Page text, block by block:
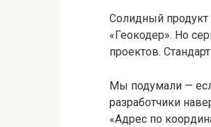
Солидный продукт
«Геокодер». Но
проектов.
Мы подумали —
разработчики
«Адрес по